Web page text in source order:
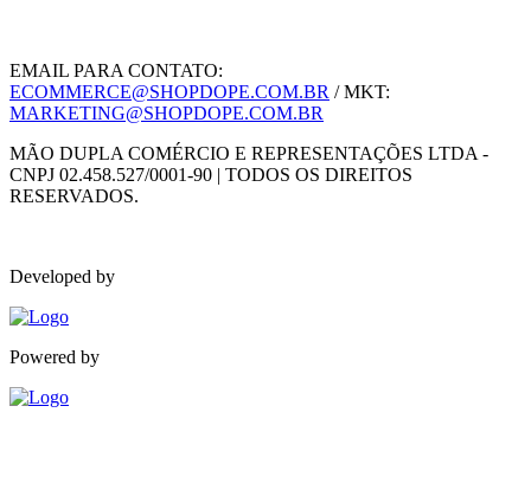
EMAIL PARA CONTATO:
ECOMMERCE@SHOPDOPE.COM.BR / MKT:
MARKETING@SHOPDOPE.COM.BR
MÃO DUPLA COMÉRCIO E REPRESENTAÇÕES LTDA -
CNPJ 02.458.527/0001-90 | TODOS OS DIREITOS
RESERVADOS.
Developed by
Powered by